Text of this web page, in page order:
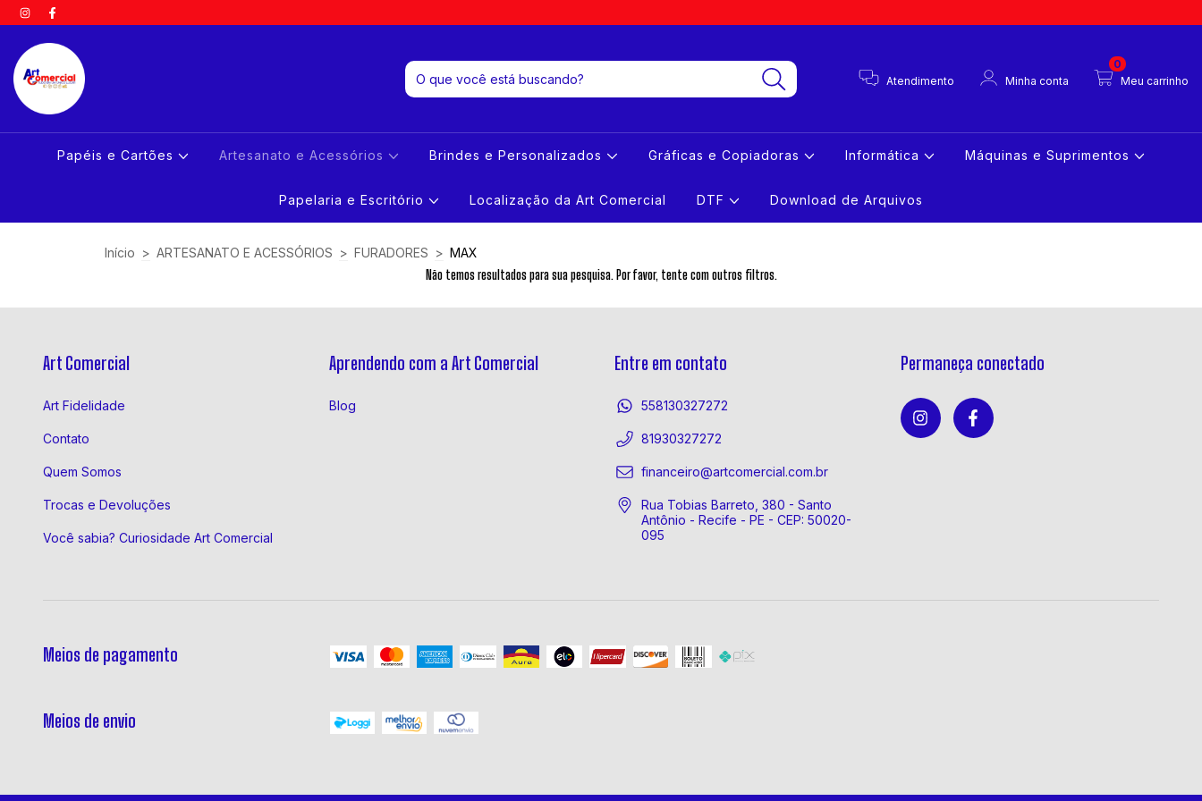
Atendimento Minha conta Meu carrinho
0
Papéis e Cartões Artesanato e Acessórios Brindes e Personalizados Gráficas e Copiadoras Informática Máquinas e Suprimentos
Papelaria e Escritório Localização da Art Comercial DTF Download de Arquivos
Início > ARTESANATO E ACESSÓRIOS > FURADORES > MAX
Não temos resultados para sua pesquisa. Por favor, tente com outros filtros.
Art Comercial
Art Fidelidade
Contato
Quem Somos
Trocas e Devoluções
Você sabia? Curiosidade Art Comercial
Aprendendo com a Art Comercial
Blog
Entre em contato
558130327272
81930327272
financeiro@artcomercial.com.br
Rua Tobias Barreto, 380 - Santo
Antônio - Recife - PE - CEP: 50020-
095
Permaneça conectado
Meios de pagamento
Meios de envio